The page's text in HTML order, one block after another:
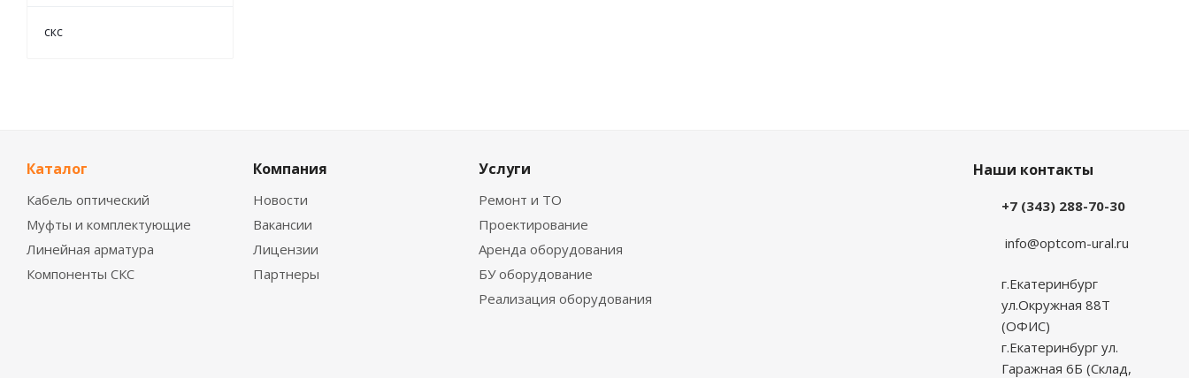
скс
Каталог
Кабель оптический
Муфты и комплектующие
Линейная арматура
Компоненты СКС
Компания
Новости
Вакансии
Лицензии
Партнеры
Услуги
Ремонт и ТО
Проектирование
Аренда оборудования
БУ оборудование
Реализация оборудования
Наши контакты
+7 (343) 288-70-30
info@optcom-ural.ru
г.Екатеринбург
ул.Окружная 88Т
(ОФИС)
г.Екатеринбург ул.
Гаражная 6Б (Склад,